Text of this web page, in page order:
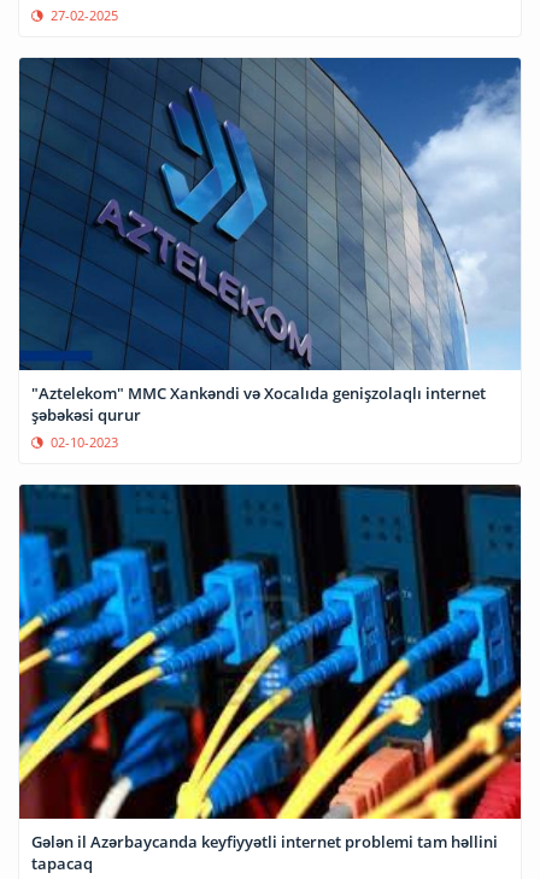
27-02-2025
"Aztelekom" MMC Xankəndi və Xocalıda genişzolaqlı internet
şəbəkəsi qurur
02-10-2023
Gələn il Azərbaycanda keyfiyyətli internet problemi tam həllini
tapacaq